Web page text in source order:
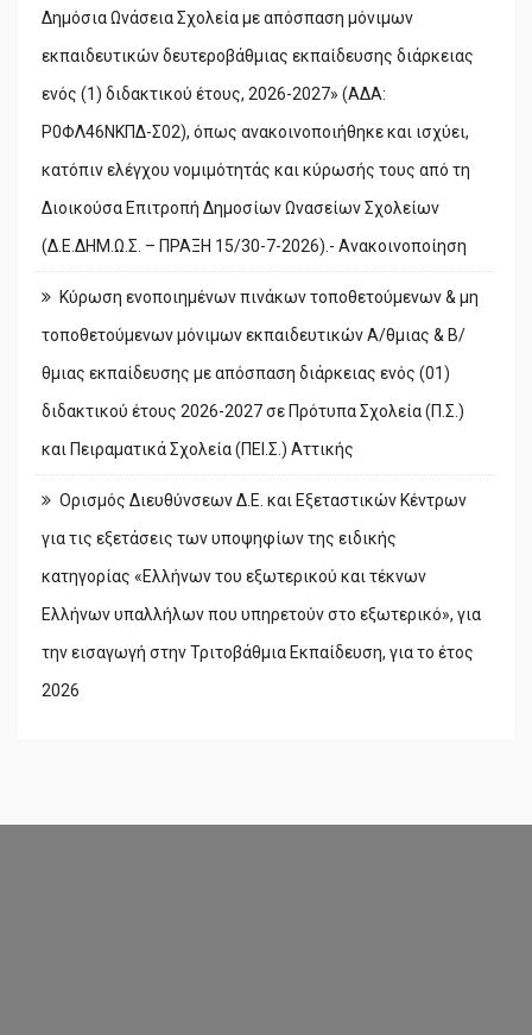
Δημόσια Ωνάσεια Σχολεία με απόσπαση μόνιμων
εκπαιδευτικών δευτεροβάθμιας εκπαίδευσης διάρκειας
ενός (1) διδακτικού έτους, 2026-2027» (ΑΔΑ:
Ρ0ΦΛ46ΝΚΠΔ-Σ02), όπως ανακοινοποιήθηκε και ισχύει,
κατόπιν ελέγχου νομιμότητάς και κύρωσής τους από τη
Διοικούσα Επιτροπή Δημοσίων Ωνασείων Σχολείων
(Δ.Ε.ΔΗΜ.Ω.Σ. – ΠΡΑΞΗ 15/30-7-2026).- Ανακοινοποίηση
Κύρωση ενοποιημένων πινάκων τοποθετούμενων & μη
τοποθετούμενων μόνιμων εκπαιδευτικών Α/θμιας & Β/
θμιας εκπαίδευσης με απόσπαση διάρκειας ενός (01)
διδακτικού έτους 2026-2027 σε Πρότυπα Σχολεία (Π.Σ.)
και Πειραματικά Σχολεία (ΠΕΙ.Σ.) Αττικής
Ορισμός Διευθύνσεων Δ.Ε. και Εξεταστικών Κέντρων
για τις εξετάσεις των υποψηφίων της ειδικής
κατηγορίας «Ελλήνων του εξωτερικού και τέκνων
Ελλήνων υπαλλήλων που υπηρετούν στο εξωτερικό», για
την εισαγωγή στην Τριτοβάθμια Εκπαίδευση, για το έτος
2026